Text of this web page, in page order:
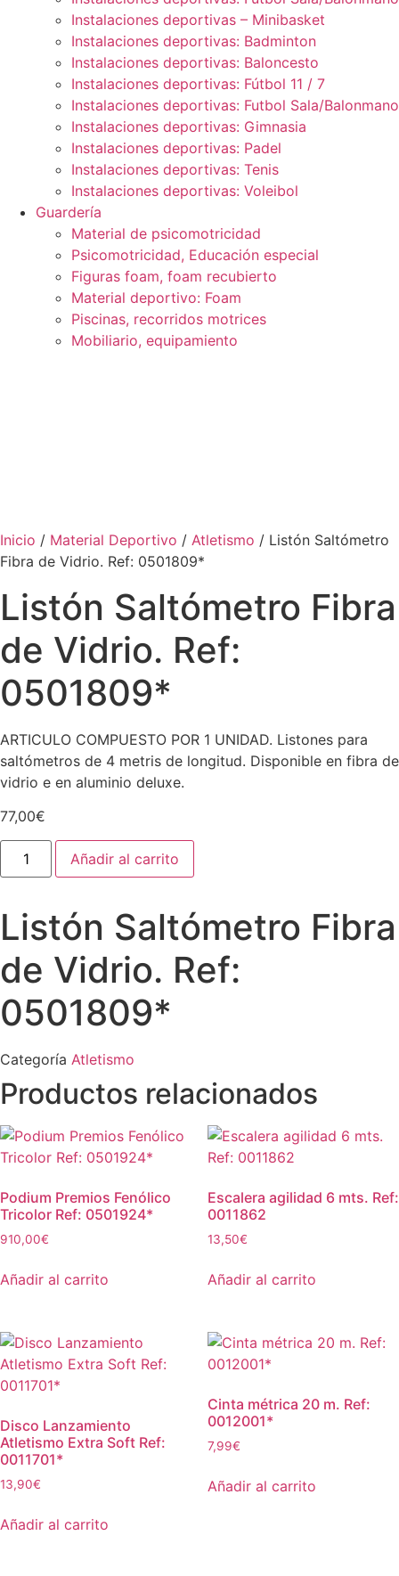
Instalaciones deportivas – Minibasket
Instalaciones deportivas: Badminton
Instalaciones deportivas: Baloncesto
Instalaciones deportivas: Fútbol 11 / 7
Instalaciones deportivas: Futbol Sala/Balonmano
Instalaciones deportivas: Gimnasia
Instalaciones deportivas: Padel
Instalaciones deportivas: Tenis
Instalaciones deportivas: Voleibol
Guardería
Material de psicomotricidad
Psicomotricidad, Educación especial
Figuras foam, foam recubierto
Material deportivo: Foam
Piscinas, recorridos motrices
Mobiliario, equipamiento
Inicio / Material Deportivo / Atletismo / Listón Saltómetro
Fibra de Vidrio. Ref: 0501809*
Listón Saltómetro Fibra
de Vidrio. Ref:
0501809*
ARTICULO COMPUESTO POR 1 UNIDAD. Listones para
saltómetros de 4 metris de longitud. Disponible en fibra de
vidrio e en aluminio deluxe.
77,00€
Listón
Saltómetro
Fibra
Ref:
0501809*
cantidad
Añadir al carrito
Listón Saltómetro Fibra
de Vidrio. Ref:
0501809*
Categoría Atletismo
Productos relacionados
Podium Premios Fenólico
Tricolor Ref: 0501924*
910,00€
Añadir al carrito
Escalera agilidad 6 mts. Ref:
0011862
13,50€
Añadir al carrito
Disco Lanzamiento
Atletismo Extra Soft Ref:
0011701*
13,90€
Añadir al carrito
Cinta métrica 20 m. Ref:
0012001*
7,99€
Añadir al carrito